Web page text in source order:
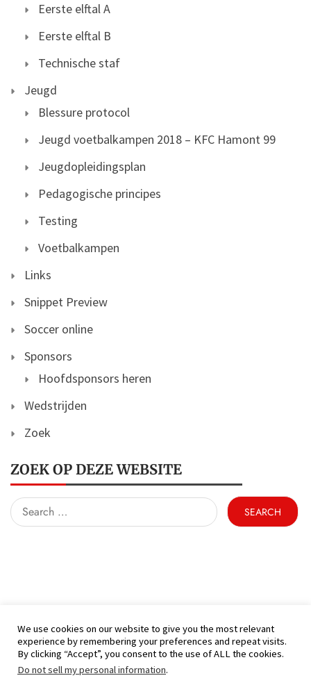
Eerste elftal A
Eerste elftal B
Technische staf
Jeugd
Blessure protocol
Jeugd voetbalkampen 2018 – KFC Hamont 99
Jeugdopleidingsplan
Pedagogische principes
Testing
Voetbalkampen
Links
Snippet Preview
Soccer online
Sponsors
Hoofdsponsors heren
Wedstrijden
Zoek
ZOEK OP DEZE WEBSITE
Search
for:
(C) KFC Hamont 99 - Alle rechten voorbehouden
Proudly powered by WordPress
We use cookies on our website to give you the most relevant
experience by remembering your preferences and repeat visits.
By clicking “Accept”, you consent to the use of ALL the cookies.
Do not sell my personal information.